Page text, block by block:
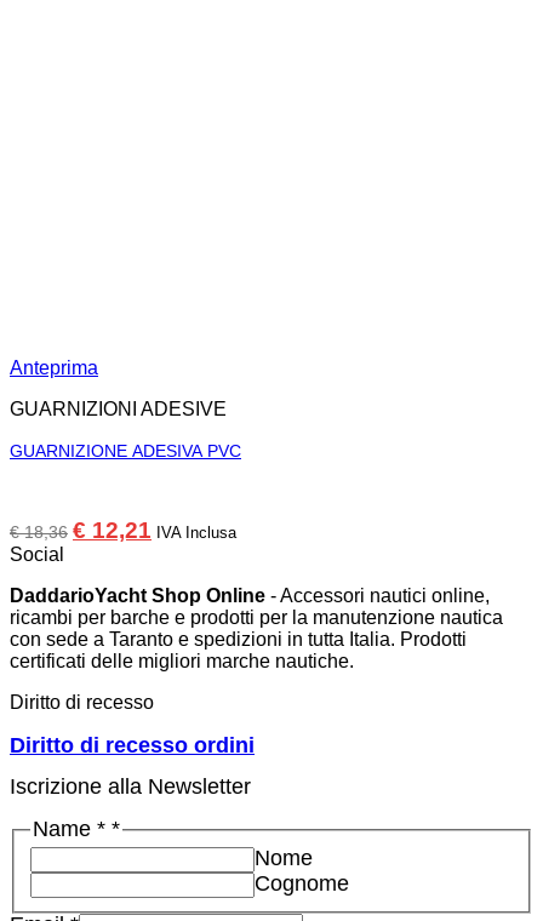
Anteprima
GUARNIZIONI ADESIVE
GUARNIZIONE ADESIVA PVC
€18,36 Il
prezzo
era:
€ 18,36.
€ 12,21 Il
è:
€ 12,21.
IVA Inclusa
Social
DaddarioYacht Shop Online - Accessori nautici online,
ricambi per barche e prodotti per la manutenzione nautica
con sede a Taranto e spedizioni in tutta Italia. Prodotti
certificati delle migliori marche nautiche.
Diritto di recesso
Diritto di recesso ordini
Iscrizione alla Newsletter
Name
Email
Name **
Nome
Cognome